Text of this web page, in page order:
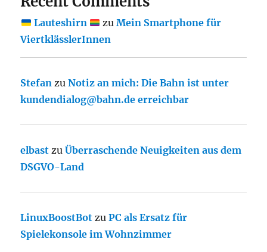
Lauteshirn zu Mein Smartphone für
ViertklässlerInnen
Stefan zuNotiz an mich: Die Bahn ist unter
kundendialog@bahn.de erreichbar
elbast zuÜberraschende Neuigkeiten aus dem
DSGVO-Land
LinuxBoostBot zuPC als Ersatz für
Spielekonsole im Wohnzimmer